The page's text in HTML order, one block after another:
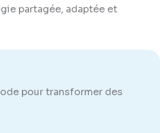
partagée, adaptée et
pour transformer des